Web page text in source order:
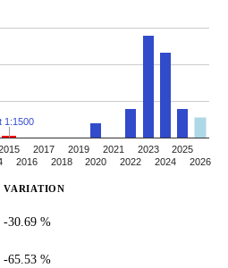
2016
2017
2018
2019
2020
2021
2022
2023
2024
2025
2026
1:1500
VARIATION
-30.69 %
-65.53 %